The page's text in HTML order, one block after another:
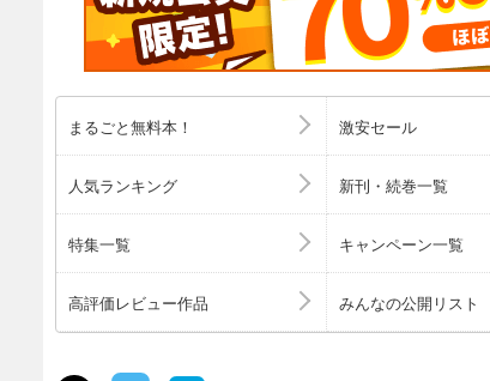
まるごと無料本！ 激安セール
人気ランキング 新刊・続巻一覧
特集一覧 キャンペーン一覧
高評価レビュー作品 みんなの公開リスト